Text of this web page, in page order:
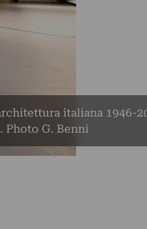
italiana 1946-
Photo G. Benni